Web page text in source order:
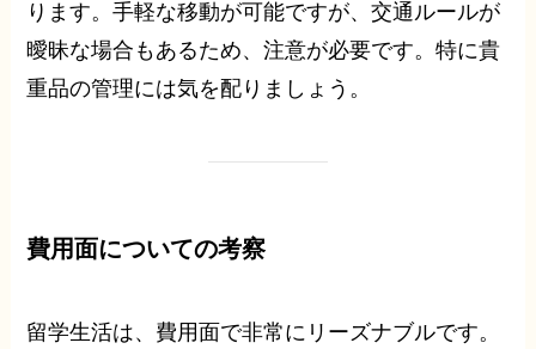
ります。手軽な移動が可能ですが、交通ルールが
曖昧な場合もあるため、注意が必要です。特に貴
重品の管理には気を配りましょう。
費用面についての考察
留学生活は、費用面で非常にリーズナブルです。